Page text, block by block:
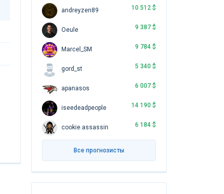
andreyzen89 10 512 $
Oeule 9 387 $
Marcel_SM 9 784 $
gord_st 5 340 $
apanasos 6 007 $
iseedeadpeople 14 190 $
cookie.assassin 6 184 $
Все прогнозисты